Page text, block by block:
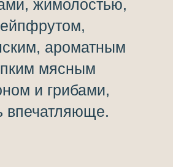
жимолостью,
ароматным
мясным
и грибами,
впечатляюще.